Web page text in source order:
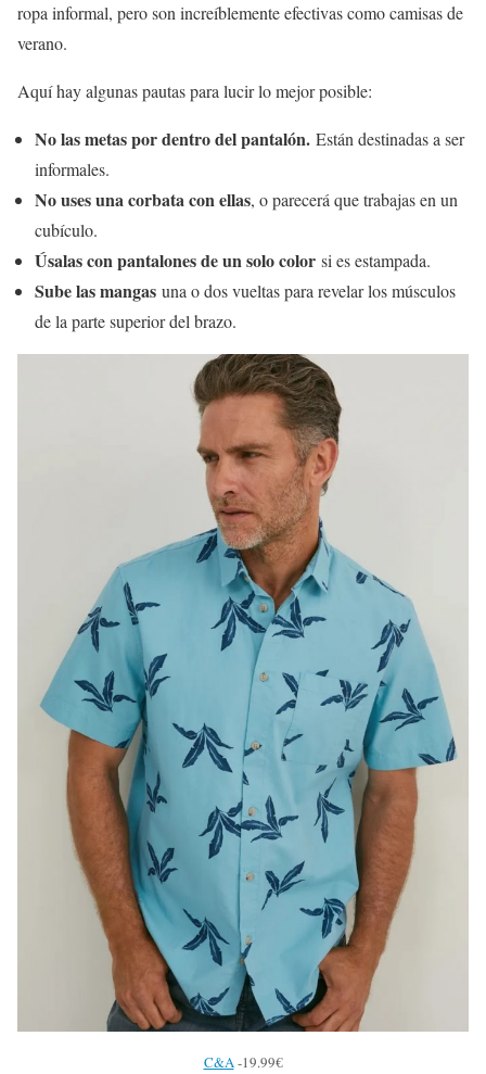
ropa informal, pero son increíblemente efectivas como camisas de
verano.
Aquí hay algunas pautas para lucir lo mejor posible:
No las metas por dentro del pantalón. Están destinadas a ser
informales.
No uses una corbata conellas, o parecerá que trabajas en un
cubículo.
Úsalas con pantalones de un solo color si es estampada.
Sube las mangas una o dos vueltas para revelar los músculos
de la parte superior del brazo.
C&A-19.99€